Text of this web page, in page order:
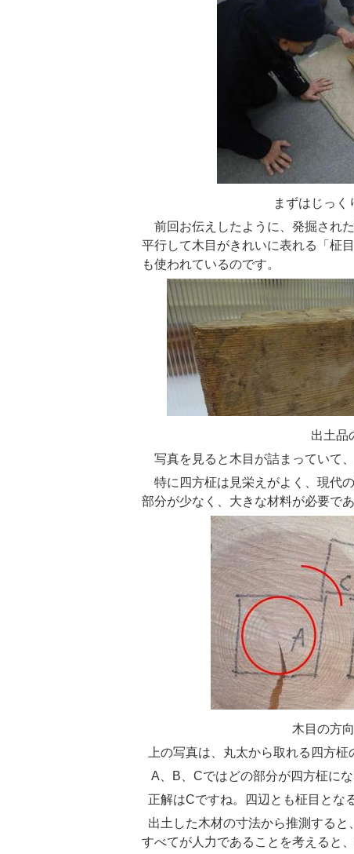
まずはじっくりと出
前回お伝えしたように、発掘され
平行して木目がきれいに表れる「柾
も使われているのです。
出土品の柾
写真を見ると木目が詰まっていて
特に四方柾は見栄えがよく、現代
部分が少なく、大きな材料が必要で
木目の方向と四
上の写真は、丸太から取れる四方
A 、B、Cではどの部分が四方柾に
正解はCですね。四辺とも柾目とな
出土した木材の寸法から推測する
すべてが人力であることを考えると